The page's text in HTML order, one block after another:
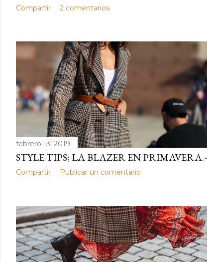
Compartir 2 comentarios
febrero 13, 2019
STYLE TIPS; LA BLAZER EN PRIMAVERA.-
Compartir Publicar un comentario